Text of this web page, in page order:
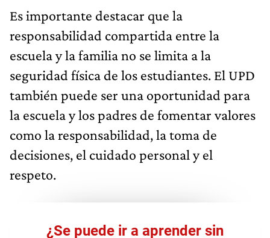
Es importante destacar que la
responsabilidad compartida entre la
escuela y la familia no se limita a la
seguridad física de los estudiantes. El UPD
también puede ser una oportunidad para
la escuela y los padres de fomentar valores
como la responsabilidad, la toma de
decisiones, el cuidado personal y el
respeto.
¿Se puede ir a aprender sin